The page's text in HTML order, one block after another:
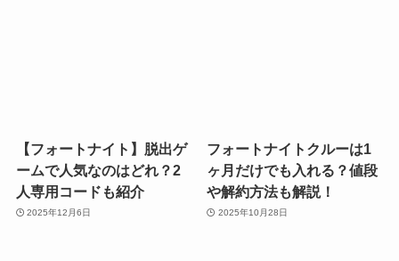
【フォートナイト】脱出ゲ
ームで人気なのはどれ？2
人専用コードも紹介
2025年12月6日
フォートナイトクルーは1
ヶ月だけでも入れる？値段
や解約方法も解説！
2025年10月28日